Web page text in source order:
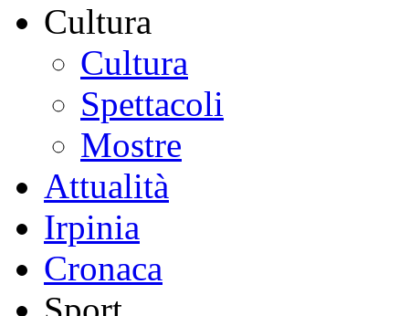
Cultura
Cultura
Spettacoli
Mostre
Attualità
Irpinia
Cronaca